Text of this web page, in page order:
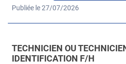
Publiée le 27/07/2026
TECHNICIEN OU
IDENTIFICATION F/H